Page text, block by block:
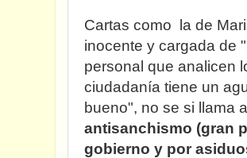
Cartas como la de
inocente y cargada de
personal que analicen
ciudadanía tiene un
bueno", no se si llama
antisanchismo (gran
gobierno y por